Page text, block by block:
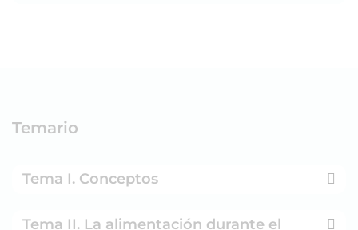
Temario
Tema I. Conceptos
Tema II. La alimentación durante el